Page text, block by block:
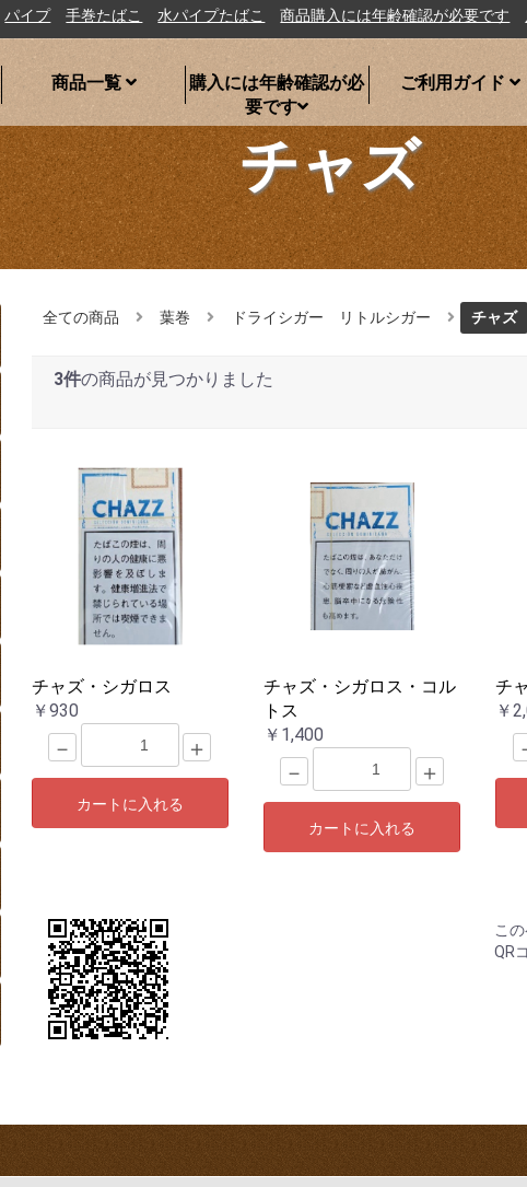
手巻たばこ 水パイプたばこ 商品購入には年齢確認が必要です 店長の一
商品一覧
購入には年齢確認が必
要です
ご利用ガイド
チャズ
全ての商品 葉巻 ドライシガー リトルシガー チャズ
3件の商品が見つかりました
チャズ・シガロス
￥930
－ ＋
カートに入れる
チャズ・シガロス・コル
トス
￥1,400
－ ＋
カートに入れる
チ
￥
こ
QR